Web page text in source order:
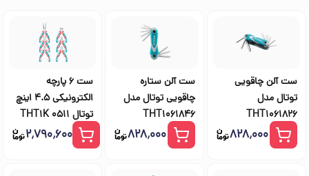
ست آلن چاقویی
توتال مدل
THT1061826
۸۲۸٬۰۰۰
ست آلن ستاره
چاقویی توتال مدل
THT1061846
۸۲۸٬۰۰۰
ست 6 پارچه
الکترونیکی 4.5 اینچ
توتال THT1K 0511
۲٬۷۹۰٬۶۰۰